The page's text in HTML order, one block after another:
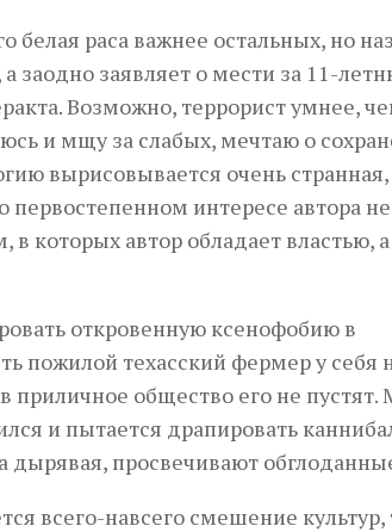
белая раса важнее остальных, но
заодно заявляет о мести за 11-
Возможно, террорист умнее,
и мщу за слабых, мечтаю о
вырисовывается очень
интересе автора
которых автор обладает властью, а
откровенную ксенофобию в
пожилой техасский фермер у себя
приличное общество его не
и пытается драпировать
дырявая, просвечивают
всего-навсего смешение культур,